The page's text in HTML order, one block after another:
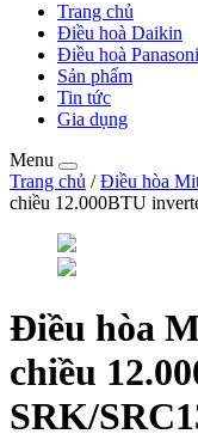
Trang chủ
Điều hoà Daikin
Điều hoà
Sản phẩm
Tin tức
Gia dụng
Menu
Trang chủ /Điều hòa
chiều 12.000BTU
Điều hòa
chiều
SRK/